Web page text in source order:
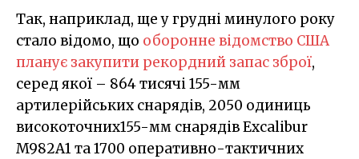
Так, наприклад, ще у грудні минулого року
стало відомо, що оборонне відомство США
планує закупити рекордний запас зброї,
серед якої – 864 тисячі 155-мм
артилерійських снарядів, 2050 одиниць
високоточних155-мм снарядів Excalibur
M982A1 та 1700 оперативно-тактичних